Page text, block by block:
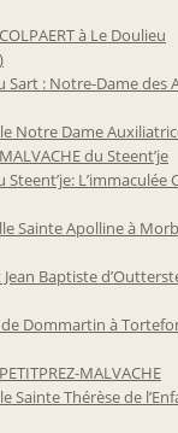
à Le Doulieu
Sart : Notre-Dame des
Notre Dame
du Steent’je
Steent’je:
Sainte Apolline à
Jean Baptiste
de Dommartin à
MALVACHE
Sainte Thérèse de